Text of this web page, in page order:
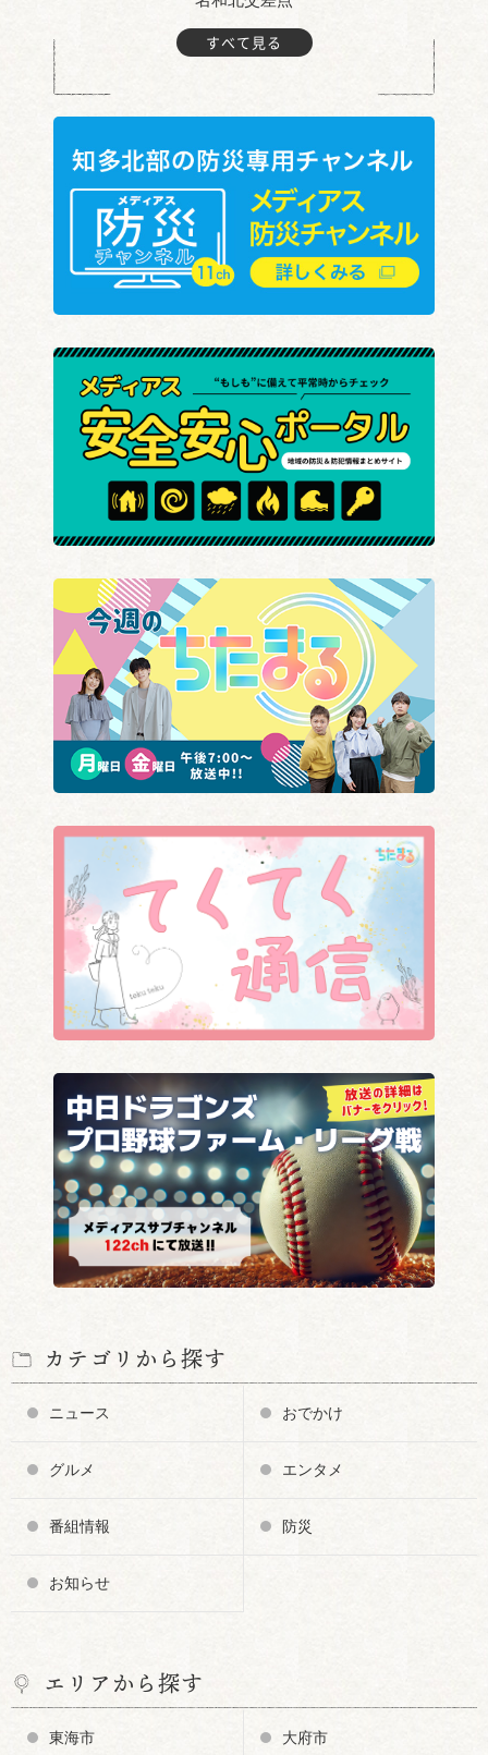
すべて見る
カテゴリから探す
ニュース おでかけ
グルメ エンタメ
番組情報 防災
お知らせ
エリアから探す
東海市 大府市